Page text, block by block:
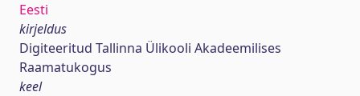
Eesti
kirjeldus
Digiteeritud Tallinna Ülikooli Akadeemilises
Raamatukogus
keel